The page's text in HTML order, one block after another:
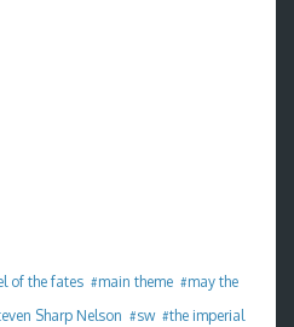
of the fates #main theme #may the
Sharp Nelson #sw #the imperial